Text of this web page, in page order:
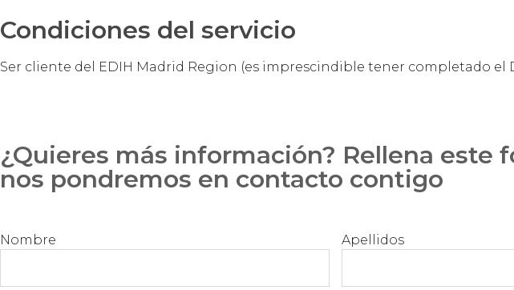
Condiciones del servicio
Ser cliente del EDIH Madrid Region (es imprescindible tener completado el
¿Quieres más información? Rellena este
nos pondremos en contacto contigo
Nombre Apellidos